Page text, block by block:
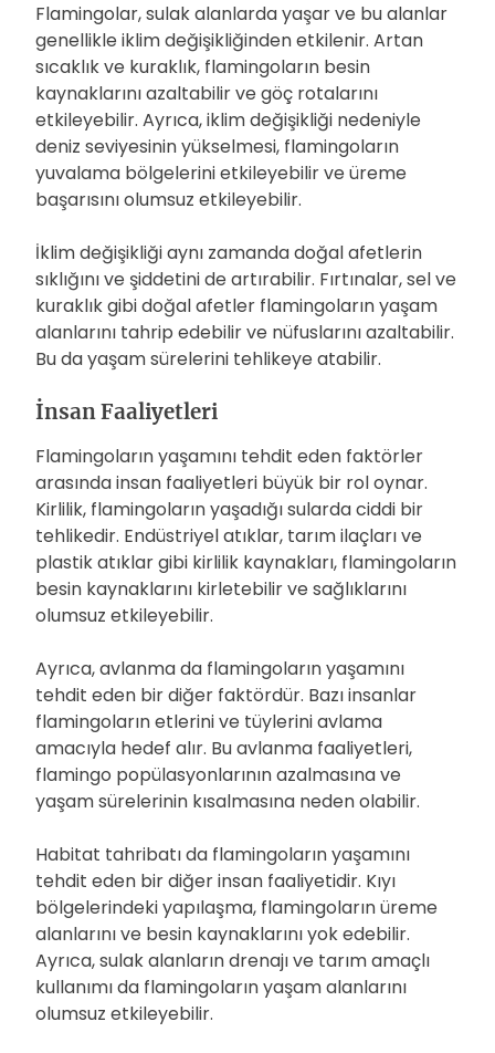
Flamingolar, sulak alanlarda yaşar ve bu alanlar
genellikle iklim değişikliğinden etkilenir. Artan
sıcaklık ve kuraklık, flamingoların besin
kaynaklarını azaltabilir ve göç rotalarını
etkileyebilir. Ayrıca, iklim değişikliği nedeniyle
deniz seviyesinin yükselmesi, flamingoların
yuvalama bölgelerini etkileyebilir ve üreme
başarısını olumsuz etkileyebilir.
İklim değişikliği aynı zamanda doğal afetlerin
sıklığını ve şiddetini de artırabilir. Fırtınalar, sel ve
kuraklık gibi doğal afetler flamingoların yaşam
alanlarını tahrip edebilir ve nüfuslarını azaltabilir.
Bu da yaşam sürelerini tehlikeye atabilir.
İnsan Faaliyetleri
Flamingoların yaşamını tehdit eden faktörler
arasında insan faaliyetleri büyük bir rol oynar.
Kirlilik, flamingoların yaşadığı sularda ciddi bir
tehlikedir. Endüstriyel atıklar, tarım ilaçları ve
plastik atıklar gibi kirlilik kaynakları, flamingoların
besin kaynaklarını kirletebilir ve sağlıklarını
olumsuz etkileyebilir.
Ayrıca, avlanma da flamingoların yaşamını
tehdit eden bir diğer faktördür. Bazı insanlar
flamingoların etlerini ve tüylerini avlama
amacıyla hedef alır. Bu avlanma faaliyetleri,
flamingo popülasyonlarının azalmasına ve
yaşam sürelerinin kısalmasına neden olabilir.
Habitat tahribatı da flamingoların yaşamını
tehdit eden bir diğer insan faaliyetidir. Kıyı
bölgelerindeki yapılaşma, flamingoların üreme
alanlarını ve besin kaynaklarını yok edebilir.
Ayrıca, sulak alanların drenajı ve tarım amaçlı
kullanımı da flamingoların yaşam alanlarını
olumsuz etkileyebilir.